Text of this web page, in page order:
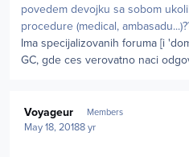
povedem devojku sa sobom
procedure (medical,
Ima specijalizovanih foruma [i
GC, gde ces verovatno naci
Voyageur Members
May 18, 20188 yr